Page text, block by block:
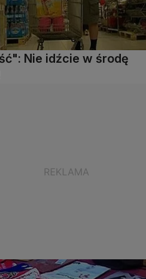
Nie idźcie w środę